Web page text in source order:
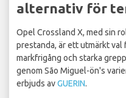
alternativ för
Opel Crossland X, med sin
prestanda, är ett utmärkt val
markfrigång och starka
genom São Miguel-ön's
erbjuds avGUERIN.